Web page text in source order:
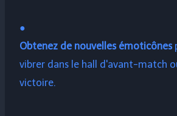
●
Obtenez de nouvelles émoticônes
vibrer dans le hall d'avant-match
victoire.